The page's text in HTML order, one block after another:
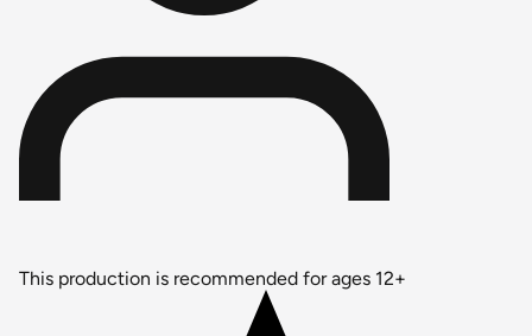
This production is recommended for ages 12+